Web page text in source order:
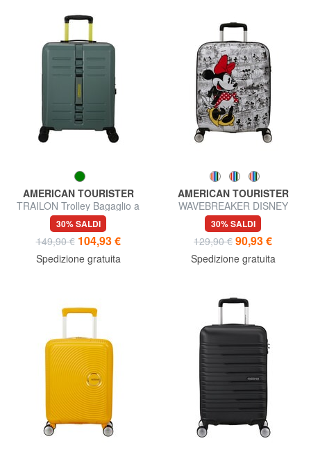
AMERICAN TOURISTER
TRAILON Trolley Bagaglio a
Mano
30% SALDI
149,90 € 104,93 €
Spedizione gratuita
AMERICAN TOURISTER
WAVEBREAKER DISNEY
Trolley Bagaglio a Mano
30% SALDI
129,90 € 90,93 €
Spedizione gratuita